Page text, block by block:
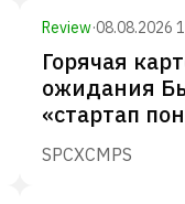
Review·08.08.2026
Горячая
ожидания
«стартап
SPCXCMPS